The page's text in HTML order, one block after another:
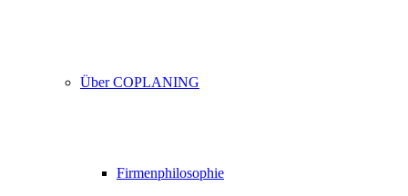
Über COPLANING
Firmenphilosophie